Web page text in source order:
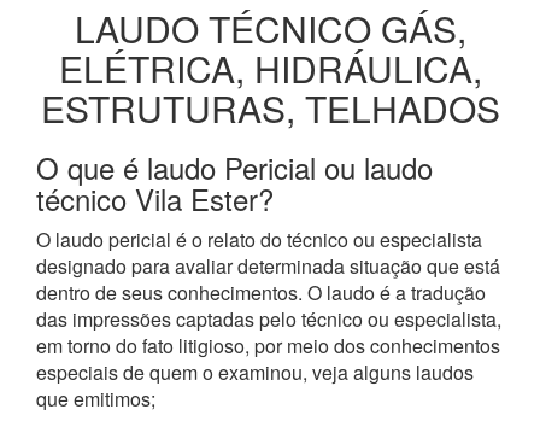
LAUDO TÉCNICO GÁS,
ELÉTRICA, HIDRÁULICA,
ESTRUTURAS, TELHADOS
O que é laudo Pericial ou laudo
técnico Vila Ester?
O laudo pericial é o relato do técnico ou especialista
designado para avaliar determinada situação que está
dentro de seus conhecimentos. O laudo é a tradução
das impressões captadas pelo técnico ou especialista,
em torno do fato litigioso, por meio dos conhecimentos
especiais de quem o examinou, veja alguns laudos
que emitimos;